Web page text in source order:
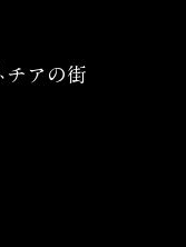
チアの街